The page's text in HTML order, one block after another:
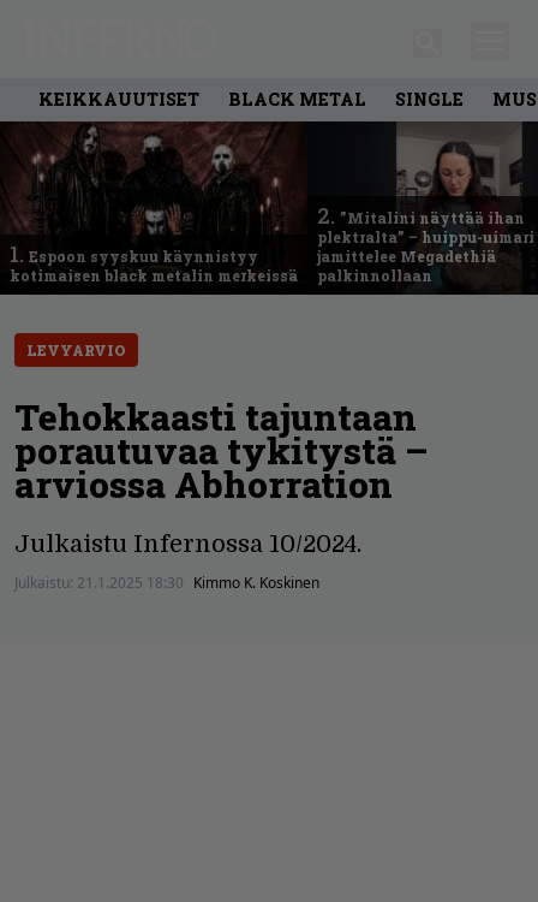
KEIKKAUUTISET BLACK METAL SINGLE
1. Espoon syyskuu käynnistyy
kotimaisen black metalin merkeissä
2. ”Mitalini näyttää ihan
plektralta” – huippu-uimari
jamittelee Megadethiä
palkinnollaan
LEVYARVIO
Tehokkaasti tajuntaan
porautuvaa tykitystä –
arviossa Abhorration
Julkaistu Infernossa 10/2024.
Julkaistu: 21.1.2025 18:30 Kimmo K. Koskinen